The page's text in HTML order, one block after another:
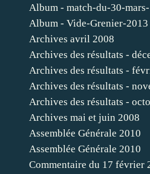
Album - match-du-30-
Album - Vide-Grenier-2013
Archives avril 2008
Archives des résultats -
Archives des résultats -
Archives des résultats -
Archives des résultats -
Archives mai et juin 2008
Assemblée Générale 2010
Assemblée Générale 2010
Commentaire du 17 février